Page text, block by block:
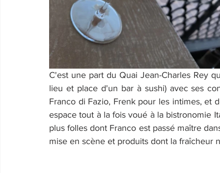
C'est une part du Quai Jean-Charles Rey
lieu et place d'un bar à sushi) avec ses
Franco di Fazio, Frenk pour les intimes, et
espace tout à la fois voué à la bistronomie
plus folles dont Franco est passé maître
mise en scène et produits dont la fraîcheur